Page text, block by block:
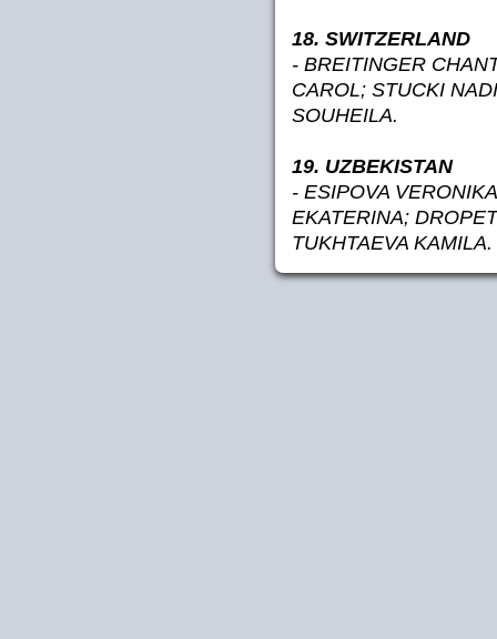
18. SWITZERLAND
- BREITINGER
CAROL; STUCKI
SOUHEILA.
19. UZBEKISTAN
- ESIPOVA
EKATERINA;
TUKHTAEVA KAMILA.